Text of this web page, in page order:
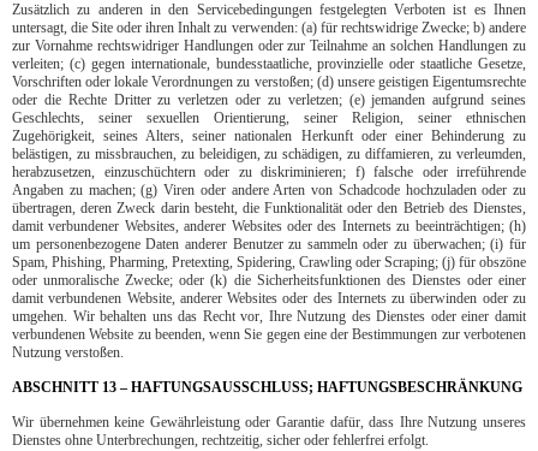
Zusätzlich zu anderen in den Servicebedingungen festgelegten Verboten ist es Ihnen
untersagt, die Site oder ihren Inhalt zu verwenden: (a) für rechtswidrige Zwecke; b) andere
zur Vornahme rechtswidriger Handlungen oder zur Teilnahme an solchen Handlungen zu
verleiten; (c) gegen internationale, bundesstaatliche, provinzielle oder staatliche Gesetze,
Vorschriften oder lokale Verordnungen zu verstoßen; (d) unsere geistigen Eigentumsrechte
oder die Rechte Dritter zu verletzen oder zu verletzen; (e) jemanden aufgrund seines
Geschlechts, seiner sexuellen Orientierung, seiner Religion, seiner ethnischen
Zugehörigkeit, seines Alters, seiner nationalen Herkunft oder einer Behinderung zu
belästigen, zu missbrauchen, zu beleidigen, zu schädigen, zu diffamieren, zu verleumden,
herabzusetzen, einzuschüchtern oder zu diskriminieren; f) falsche oder irreführende
Angaben zu machen; (g) Viren oder andere Arten von Schadcode hochzuladen oder zu
übertragen, deren Zweck darin besteht, die Funktionalität oder den Betrieb des Dienstes,
damit verbundener Websites, anderer Websites oder des Internets zu beeinträchtigen; (h)
um personenbezogene Daten anderer Benutzer zu sammeln oder zu überwachen; (i) für
Spam, Phishing, Pharming, Pretexting, Spidering, Crawling oder Scraping; (j) für obszöne
oder unmoralische Zwecke; oder (k) die Sicherheitsfunktionen des Dienstes oder einer
damit verbundenen Website, anderer Websites oder des Internets zu überwinden oder zu
umgehen. Wir behalten uns das Recht vor, Ihre Nutzung des Dienstes oder einer damit
verbundenen Website zu beenden, wenn Sie gegen eine der Bestimmungen zur verbotenen
Nutzung verstoßen.
ABSCHNITT 13 – HAFTUNGSAUSSCHLUSS; HAFTUNGSBESCHRÄNKUNG
Wir übernehmen keine Gewährleistung oder Garantie dafür, dass Ihre Nutzung unseres
Dienstes ohne Unterbrechungen, rechtzeitig, sicher oder fehlerfrei erfolgt.